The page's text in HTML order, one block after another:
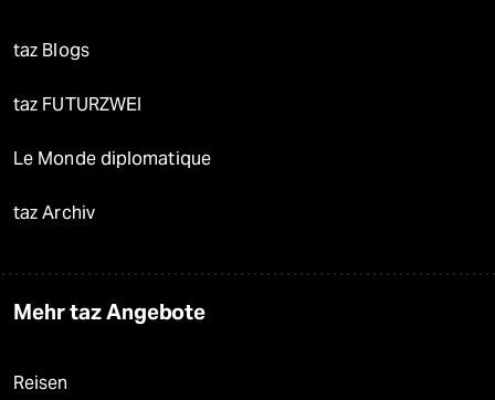
taz Blogs
taz FUTURZWEI
Le Monde diplomatique
taz Archiv
Mehr taz Angebote
Reisen